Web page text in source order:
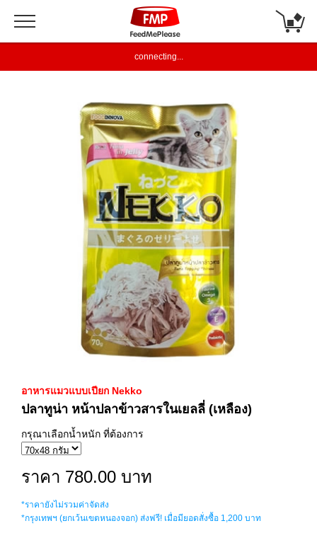
connecting...
อาหารแมวแบบเปียก Nekko
ปลาทูน่า หน้าปลาข้าวสารในเยลลี่ (เหลือง)
กรุณาเลือกน้ำหนัก ที่ต้องการ
ราคา 780.00 บาท
*ราคายังไม่รวมค่าจัดส่ง
*กรุงเทพฯ (ยกเว้นเขตหนองจอก) ส่งฟรี! เมื่อมียอดสั่งซื้อ 1,200 บาท